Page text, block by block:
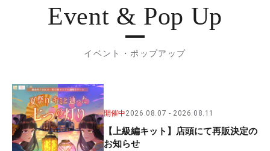
Event & Pop Up
イベント・ポップアップ
開催中2026.08.07 2026.08.11
【上級編キット】店頭にて再販決定の
お知らせ